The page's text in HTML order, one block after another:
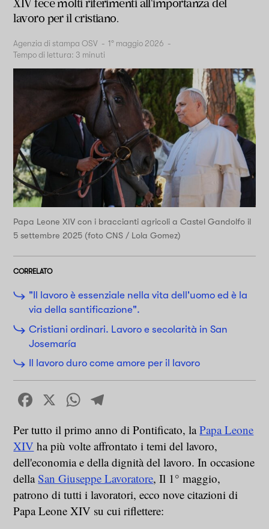
XIV fece molti riferimenti all'importanza del
lavoro per il cristiano.
Agenzia di stampa OSV - 1° maggio 2026 -
Tempo di lettura: 3 minuti
Papa Leone XIV con i braccianti agricoli a Castel Gandolfo il
5 settembre 2025 (foto CNS / Lola Gomez)
CORRELATO
"Il lavoro è essenziale nella vita dell'uomo ed è la
via della santificazione".
Cristiani ordinari. Lavoro e secolarità in San
Josemaría
Il lavoro duro come amore per il lavoro
Facebook
X WhatsApp
Per tutto il primo anno di Pontificato, laPapa Leone
XIV ha più volte affrontato i temi del lavoro,
dell'economia e della dignità del lavoro. In occasione
dellaSan Giuseppe Lavoratore, Il 1° maggio,
patrono di tutti i lavoratori, ecco nove citazioni di
Papa Leone XIV su cui riflettere: